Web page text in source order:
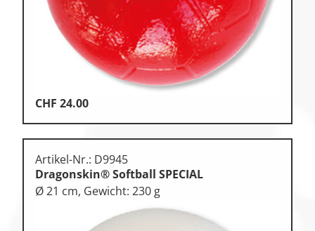
CHF 24.00
Artikel-Nr.: D9945
Dragonskin® Softball SPECIAL
Ø 21 cm, Gewicht: 230 g